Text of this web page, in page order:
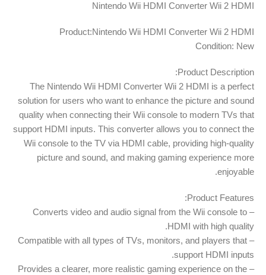
Nintendo Wii HDMI Converter Wii 2 HDMI
Product:Nintendo Wii HDMI Converter Wii 2 HDMI
Condition: New
Product Description:
The Nintendo Wii HDMI Converter Wii 2 HDMI is a perfect
solution for users who want to enhance the picture and sound
quality when connecting their Wii console to modern TVs that
support HDMI inputs. This converter allows you to connect the
Wii console to the TV via HDMI cable, providing high-quality
picture and sound, and making gaming experience more
enjoyable.
Product Features:
– Converts video and audio signal from the Wii console to
HDMI with high quality.
– Compatible with all types of TVs, monitors, and players that
support HDMI inputs.
– Provides a clearer, more realistic gaming experience on the